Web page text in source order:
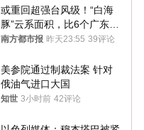
或重回超强台风级！“白海
豚”云系面积，比6个广东还
大！深圳官方：注意这件事
南方都市报 昨天23:55 39评论
美参院通过制裁法案 针对
俄油气进口大国
知世 3小时前 42评论